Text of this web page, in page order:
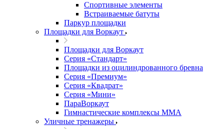
Спортивные элементы
Встраиваемые батуты
Паркур площадки
Площадки для Воркаут
Площадки для Воркаут
Серия «Стандарт»
Площадки из оцилиндрованного бревна
Серия «Премиум»
Серия «Квадрат»
Серия «Мини»
ПараВоркаут
Гимнастические комплексы ММА
Уличные тренажеры